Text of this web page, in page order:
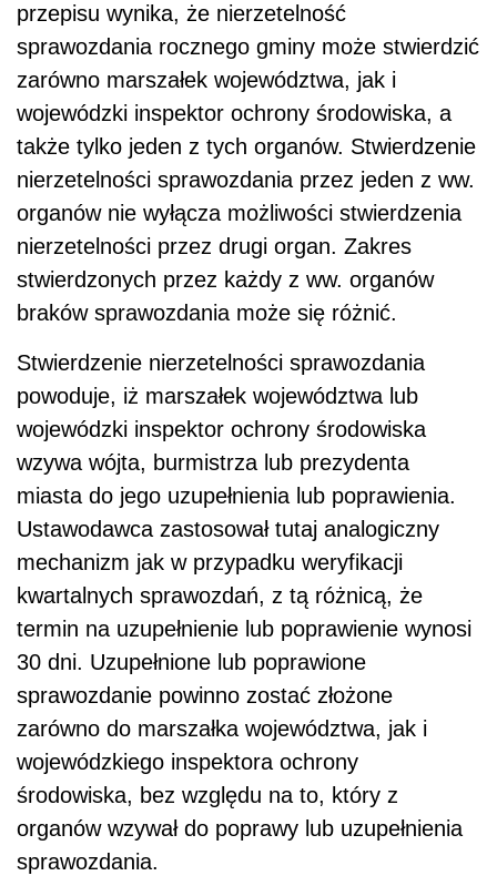
przepisu wynika, że nierzetelność
sprawozdania rocznego gminy może stwierdzić
zarówno marszałek województwa, jak i
wojewódzki inspektor ochrony środowiska, a
także tylko jeden z tych organów. Stwierdzenie
nierzetelności sprawozdania przez jeden z ww.
organów nie wyłącza możliwości stwierdzenia
nierzetelności przez drugi organ. Zakres
stwierdzonych przez każdy z ww. organów
braków sprawozdania może się różnić.
Stwierdzenie nierzetelności sprawozdania
powoduje, iż marszałek województwa lub
wojewódzki inspektor ochrony środowiska
wzywa wójta, burmistrza lub prezydenta
miasta do jego uzupełnienia lub poprawienia.
Ustawodawca zastosował tutaj analogiczny
mechanizm jak w przypadku weryfikacji
kwartalnych sprawozdań, z tą różnicą, że
termin na uzupełnienie lub poprawienie wynosi
30 dni. Uzupełnione lub poprawione
sprawozdanie powinno zostać złożone
zarówno do marszałka województwa, jak i
wojewódzkiego inspektora ochrony
środowiska, bez względu na to, który z
organów wzywał do poprawy lub uzupełnienia
sprawozdania.